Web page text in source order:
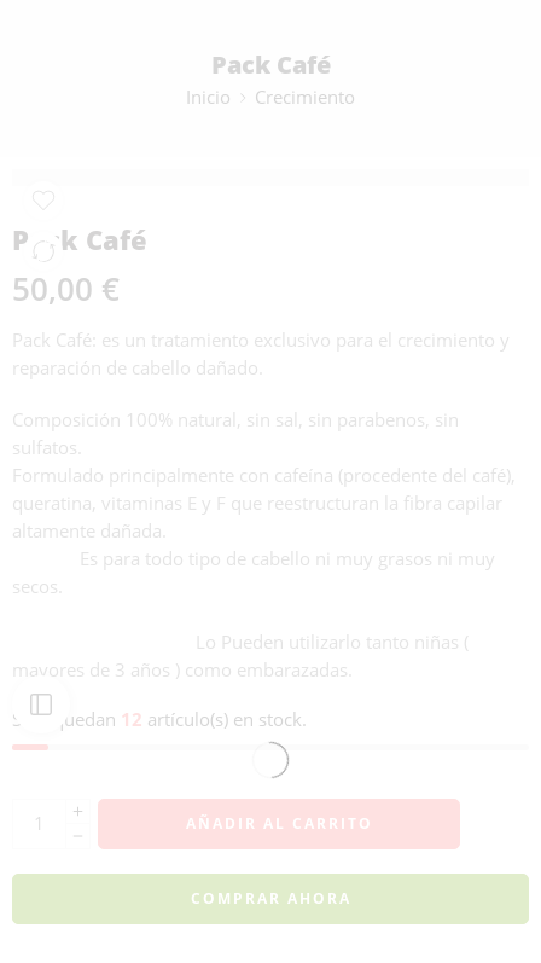
Pack Café
Inicio Crecimiento
Pack Café
50,00 €
Pack Café: es un tratamiento exclusivo para el crecimiento y
reparación de cabello dañado.
Composición 100% natural, sin sal, sin parabenos, sin
sulfatos.
Formulado principalmente con cafeína (procedente del café),
queratina, vitaminas E y F que reestructuran la fibra capilar
altamente dañada.
Es para todo tipo de cabello ni muy grasos ni muy
secos.
Lo Pueden utilizarlo tanto niñas (
mayores de 3 años ) como embarazadas.
Solo quedan 12 artículo(s) en stock.
AÑADIR AL CARRITO
COMPRAR AHORA